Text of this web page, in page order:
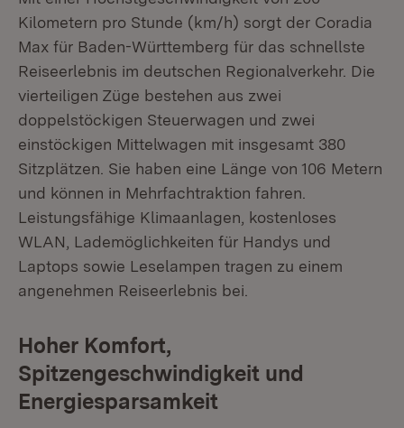
Kilometern pro Stunde (km/h) sorgt der Coradia
Max für Baden-Württemberg für das schnellste
Reiseerlebnis im deutschen Regionalverkehr. Die
vierteiligen Züge bestehen aus zwei
doppelstöckigen Steuerwagen und zwei
einstöckigen Mittelwagen mit insgesamt 380
Sitzplätzen. Sie haben eine Länge von 106 Metern
und können in Mehrfachtraktion fahren.
Leistungsfähige Klimaanlagen, kostenloses
WLAN, Lademöglichkeiten für Handys und
Laptops sowie Leselampen tragen zu einem
angenehmen Reiseerlebnis bei.
Hoher Komfort,
Spitzengeschwindigkeit und
Energiesparsamkeit